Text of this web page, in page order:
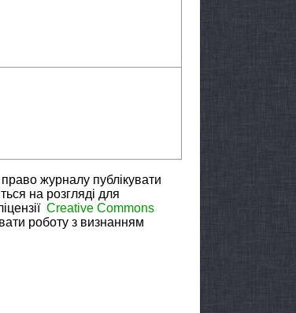
журналу публікувати
на розгляді для
Creative Commons
роботу з визнанням